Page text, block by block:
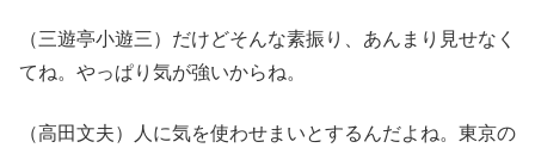
（三遊亭小遊三）だけどそんな素振り、あんまり見せなく
てね。やっぱり気が強いからね。
（高田文夫）人に気を使わせまいとするんだよね。東京の